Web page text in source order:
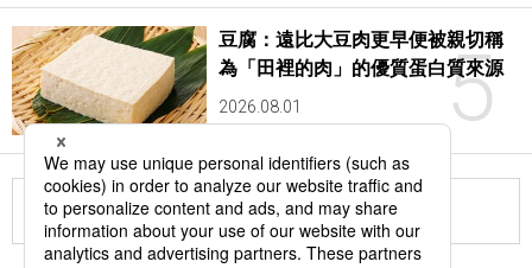
5
豆腐：遠比大豆肉更早便被親切稱
為「田裡的肉」的優質蛋白質來源
2026.08.01
更多